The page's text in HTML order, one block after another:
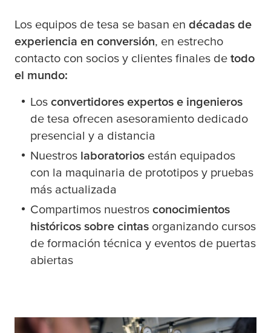
Los equipos de tesa se basan en décadas de
experiencia en conversión, en estrecho
contacto con socios y clientes finales de todo
el mundo:
Los convertidores expertos e ingenieros
de tesa ofrecen asesoramiento dedicado
presencial y a distancia
Nuestros laboratorios están equipados
con la maquinaria de prototipos y pruebas
más actualizada
Compartimos nuestros conocimientos
históricos sobre cintas organizando cursos
de formación técnica y eventos de puertas
abiertas